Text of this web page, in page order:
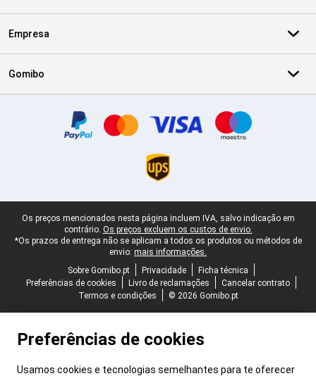
Empresa
Gomibo
Rodapé legal
Os preços mencionados nesta página incluem IVA, salvo indicação em
contrário. Os preços excluem os custos de envio.
*Os prazos de entrega não se aplicam a todos os produtos ou métodos de
envio: mais informações.
Sobre Gomibo.pt
Privacidade
Ficha técnica
Preferências de cookies
Livro de reclamações
Cancelar contrato
Termos e condições
© 2026 Gomibo.pt
Preferências de cookies
Usamos cookies e tecnologias semelhantes para te oferecer